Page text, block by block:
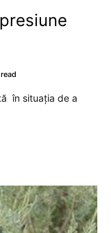
în situația de a